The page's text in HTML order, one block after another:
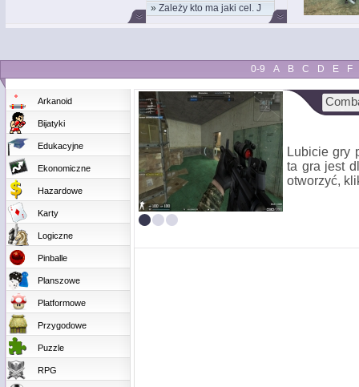
» Zależy kto ma jaki cel. J
0-9 A B C D E F
Arkanoid
Bijatyki
Edukacyjne
Ekonomiczne
Hazardowe
Karty
Logiczne
Pinballe
Planszowe
Platformowe
Przygodowe
Puzzle
RPG
Lubicie gry
ta gra jest
otworzyć,